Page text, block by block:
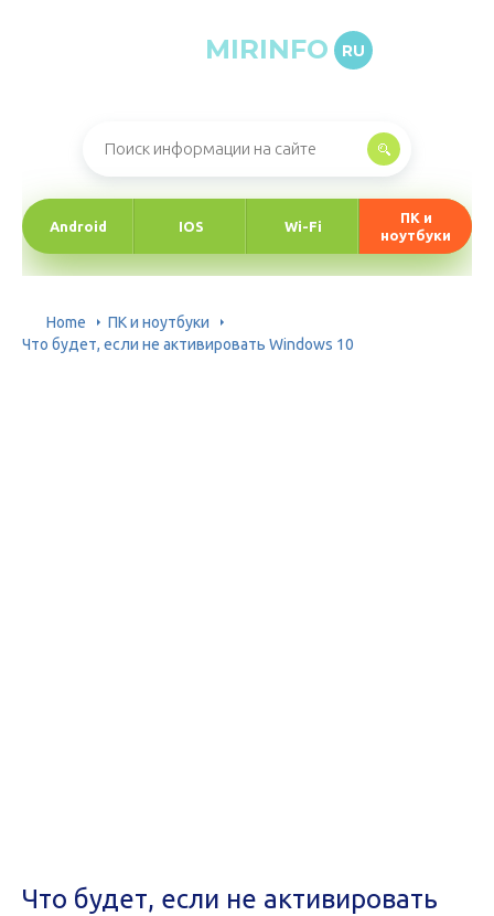
MIRINFO RU
Android IOS Wi-Fi
ПК и
ноутбуки
Home
ПК и ноутбуки
Что будет, если не активировать Windows 10
Что будет, если не активировать